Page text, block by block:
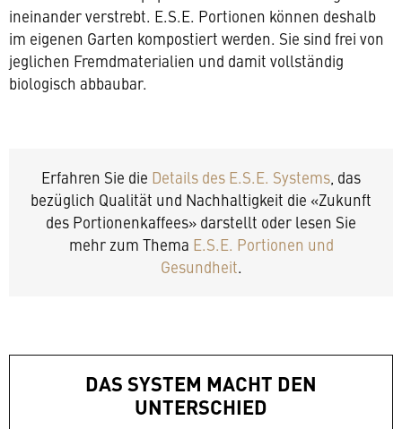
ineinander verstrebt. E.S.E. Portionen können deshalb
im eigenen Garten kompostiert werden. Sie sind frei von
jeglichen Fremdmaterialien und damit vollständig
biologisch abbaubar.
Erfahren Sie die Details des E.S.E. Systems , das
bezüglich Qualität und Nachhaltigkeit die «Zukunft
des Portionenkaffees» darstellt oder lesen Sie
mehr zum Thema E.S.E. Portionen und
Gesundheit.
DAS SYSTEM MACHT DEN
UNTERSCHIED